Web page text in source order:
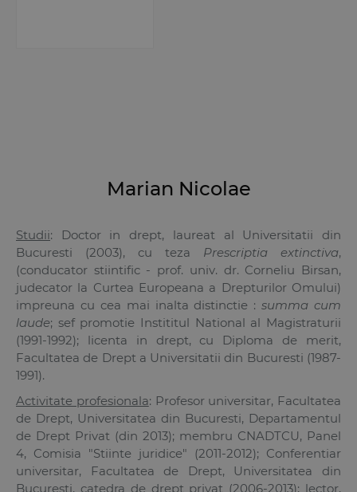
Marian Nicolae
Studii: Doctor in drept, laureat al Universitatii din
Bucuresti (2003), cu teza Prescriptia extinctiva,
(conducator stiintific - prof. univ. dr. Corneliu Birsan,
judecator la Curtea Europeana a Drepturilor Omului)
impreuna cu cea mai inalta distinctie :summa cum
laude; sef promotie Instititul National al Magistraturii
(1991-1992); licenta in drept, cu Diploma de merit,
Facultatea de Drept a Universitatii din Bucuresti (1987-
1991).
Activitate profesionala: Profesor universitar, Facultatea
de Drept, Universitatea din Bucuresti, Departamentul
de Drept Privat (din 2013); membru CNADTCU, Panel
4, Comisia "Stiinte juridice" (2011-2012); Conferentiar
universitar, Facultatea de Drept, Universitatea din
Bucuresti, catedra de drept privat (2006-2013); lector,